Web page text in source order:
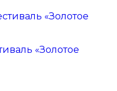
«Золотое